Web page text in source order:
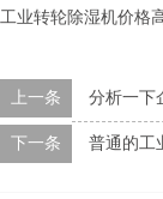
工业转轮除湿机价格高
上一条 分析一下
下一条 普通的工